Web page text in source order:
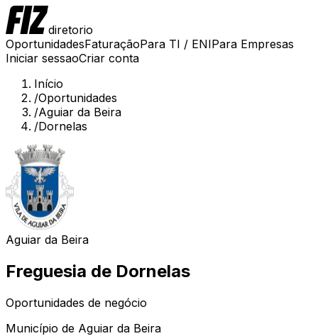
diretorio
OportunidadesFaturaçãoPara TI / ENIPara Empresas
Iniciar sessaoCriar conta
Início
/Oportunidades
/Aguiar da Beira
/Dornelas
Aguiar da Beira
Freguesia de Dornelas
Oportunidades de negócio
Município de Aguiar da Beira